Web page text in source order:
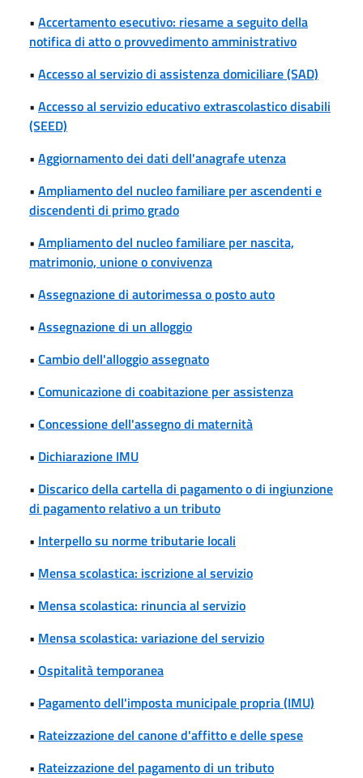
• Accertamento esecutivo: riesame a seguito della
notifica di atto o provvedimento amministrativo
• Accesso al servizio di assistenza domiciliare (SAD)
• Accesso al servizio educativo extrascolastico disabili
(SEED)
• Aggiornamento dei dati dell'anagrafe utenza
• Ampliamento del nucleo familiare per ascendenti e
discendenti di primo grado
• Ampliamento del nucleo familiare per nascita,
matrimonio, unione o convivenza
• Assegnazione di autorimessa o posto auto
• Assegnazione di un alloggio
• Cambio dell'alloggio assegnato
• Comunicazione di coabitazione per assistenza
• Concessione dell'assegno di maternità
• Dichiarazione IMU
• Discarico della cartella di pagamento o di ingiunzione
di pagamento relativo a un tributo
• Interpello su norme tributarie locali
• Mensa scolastica: iscrizione al servizio
• Mensa scolastica: rinuncia al servizio
• Mensa scolastica: variazione del servizio
• Ospitalità temporanea
• Pagamento dell'imposta municipale propria (IMU)
• Rateizzazione del canone d'affitto e delle spese
• Rateizzazione del pagamento di un tributo